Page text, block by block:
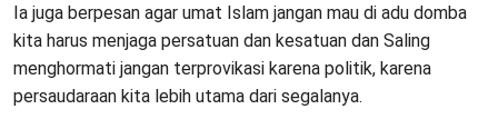
Ia juga berpesan agar umat Islam jangan mau di adu domba
kita harus menjaga persatuan dan kesatuan dan Saling
menghormati jangan terprovikasi karena politik, karena
persaudaraan kita lebih utama dari segalanya.